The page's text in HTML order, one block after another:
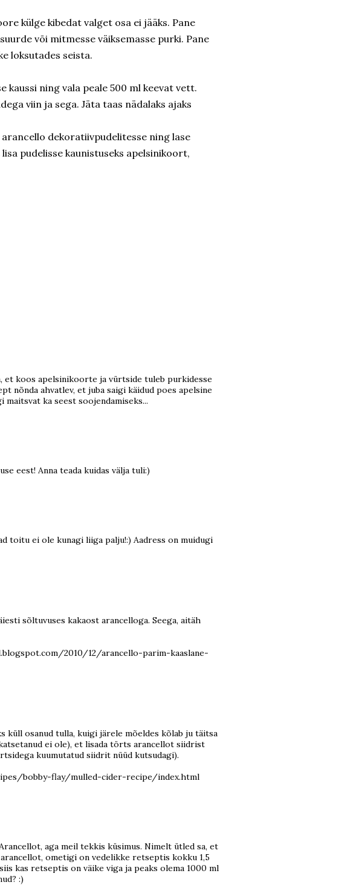
külge kibedat valget osa ei jääks. Pane
või mitmesse väiksemasse purki. Pane
loksutades seista.
kaussi ning vala peale 500 ml keevat vett.
viin ja sega. Jäta taas nädalaks ajaks
dekoratiivpudelitesse ning lase
pudelisse kaunistuseks apelsinikoort,
et koos apelsinikoorte ja vürtside tuleb purkidesse
nõnda ahvatlev, et juba saigi käidud poes apelsine
ka seest soojendamiseks...
eest! Anna teada kuidas välja tuli:)
toitu ei ole kunagi liiga palju!:) Aadress on muidugi
sõltuvuses kakaost arancelloga. Seega, aitäh
2010/12/arancello-parim-kaaslane-
küll osanud tulla, kuigi järele mõeldes kõlab ju täitsa
ei ole), et lisada törts arancellot siidrist
kuumutatud siidrit nüüd kutsudagi).
bobby-flay/mulled-cider-recipe/index.html
aga meil tekkis küsimus. Nimelt ütled sa, et
ometigi on vedelikke retseptis kokku 1,5
kas retseptis on väike viga ja peaks olema 1000 ml
:)